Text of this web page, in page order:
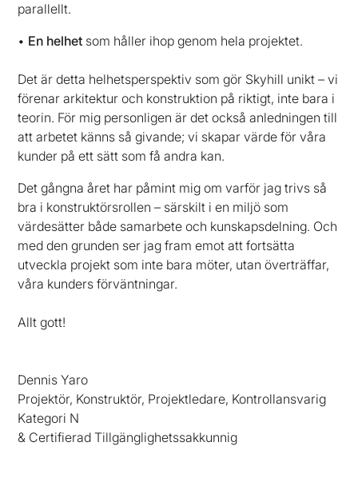
parallellt.
• En helhet som håller ihop genom hela projektet.
Det är detta helhetsperspektiv som gör Skyhill unikt – vi
förenar arkitektur och konstruktion på riktigt, inte bara i
teorin. För mig personligen är det också anledningen till
att arbetet känns så givande; vi skapar värde för våra
kunder på ett sätt som få andra kan.
Det gångna året har påmint mig om varför jag trivs så
bra i konstruktörsrollen – särskilt i en miljö som
värdesätter både samarbete och kunskapsdelning. Och
med den grunden ser jag fram emot att fortsätta
utveckla projekt som inte bara möter, utan överträffar,
våra kunders förväntningar.
Allt gott!
Dennis Yaro
Projektör, Konstruktör, Projektledare, Kontrollansvarig
Kategori N
& Certifierad Tillgänglighetssakkunnig